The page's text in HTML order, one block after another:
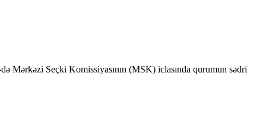
Mərkəzi Seçki Komissiyasının (MSK) iclasında qurumun sədri